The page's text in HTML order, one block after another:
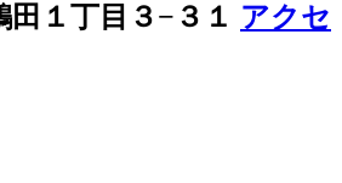
１丁目３−３１ アクセ